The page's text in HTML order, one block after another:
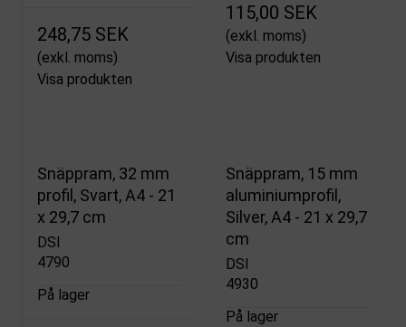
248,75 SEK
(exkl. moms)
Visa produkten
115,00 SEK
(exkl. moms)
Visa produkten
Snäppram, 32 mm
profil, Svart, A4 - 21
x 29,7 cm
DSI
4790
På lager
Snäppram, 15 mm
aluminiumprofil,
Silver, A4 - 21 x 29,7
cm
DSI
4930
På lager